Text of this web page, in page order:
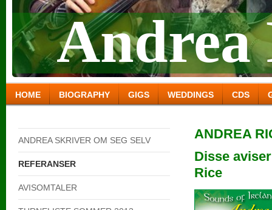
Andrea
HOME BIOGRAPHY GIGS WEDDINGS CDS
ANDREA SKRIVER OM SEG SELV
REFERANSER
AVISOMTALER
ANDREA
Disse
Rice